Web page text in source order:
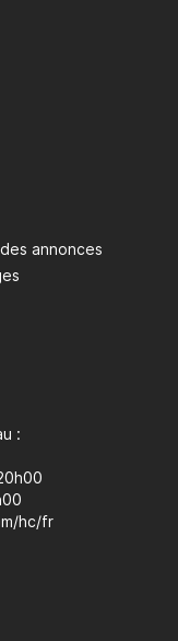
annonces
:
hc/fr